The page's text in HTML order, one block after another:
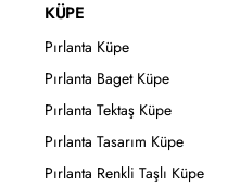
KÜPE
Pırlanta Küpe
Pırlanta Baget Küpe
Pırlanta Tektaş Küpe
Pırlanta Tasarım Küpe
Pırlanta Renkli Taşlı Küpe